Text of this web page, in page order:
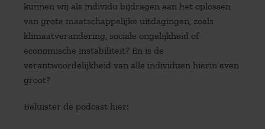
kunnen wij als individu bijdragen aan het oplossen
van grote maatschappelijke uitdagingen, zoals
klimaatverandering, sociale ongelijkheid of
economische instabiliteit? En is de
verantwoordelijkheid van alle individuen hierin even
groot?
Beluister de podcast hier: